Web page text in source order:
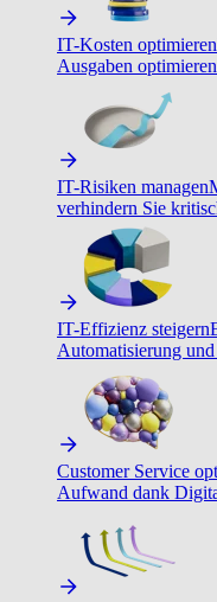
IT-Kosten optimieren
Ausgaben
IT-Risiken managen
verhindern Sie
IT-Effizienz steigern
Automatisierung
Customer Service
Aufwand dank